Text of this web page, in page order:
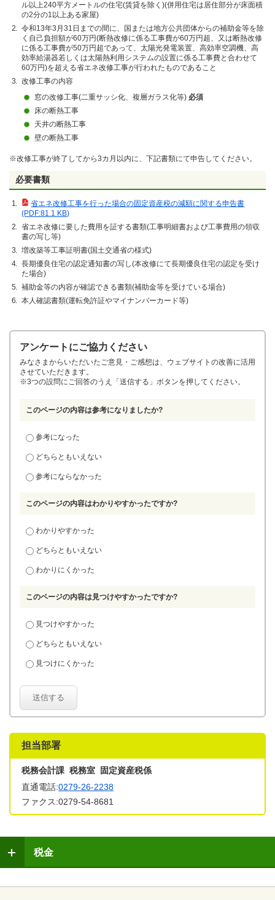
ル以上240平方メートルの住宅(賃貸を除く)(併用住宅は居住部分が床面積
の2分の1以上ある家屋)
令和13年3月31日までの間に、国または地方公共団体からの補助金等を除
く自己負担額が60万円(断熱改修に係る工事費が60万円超、又は断熱改修
に係る工事費が50万円超であって、太陽光発電装置、高効率空調機、高
効率給湯器若しくは太陽熱利用システムの設置に係る工事費と合わせて
60万円)を超える省エネ改修工事が行われたものであること
改修工事の内容
窓の改修工事(二重サッシ化、複層ガラス化等) 必須
床の断熱工事
天井の断熱工事
壁の断熱工事
※改修工事が終了してから3カ月以内に、下記書類にて申告してください。
必要書類
省エネ改修工事を行った場合の固定資産税の減額に関する申告書
(PDF:81.1 KB)
省エネ改修に要した費用を証する書類(工事明細書および工事費用の領収
書の写し等)
増改築等工事証明書(国土交通省の様式)
長期優良住宅の認定通知書の写し(本改修にて長期優良住宅の認定を受け
た場合)
補助金等の内容が確認できる書類(補助金等を受けている場合)
本人確認書類(運転免許証やマイナンバーカード等)
アンケートにご協力ください
みなさまからいただいたご意見・ご感想は、ウェブサイトの改善に活用
させていただきます。
※3つの設問にご回答のうえ「送信する」ボタンを押してください。
このページの内容は参考になりましたか?
参考になった
どちらともいえない
参考にならなかった
このページの内容はわかりやすかったですか?
わかりやすかった
どちらともいえない
わかりにくかった
このページの内容は見つけやすかったですか?
見つけやすかった
どちらともいえない
見つけにくかった
送信する
担当部署
税務会計課 税務室 固定資産税係
直通電話:0279-26-2238
ファクス:0279-54-8681
税金